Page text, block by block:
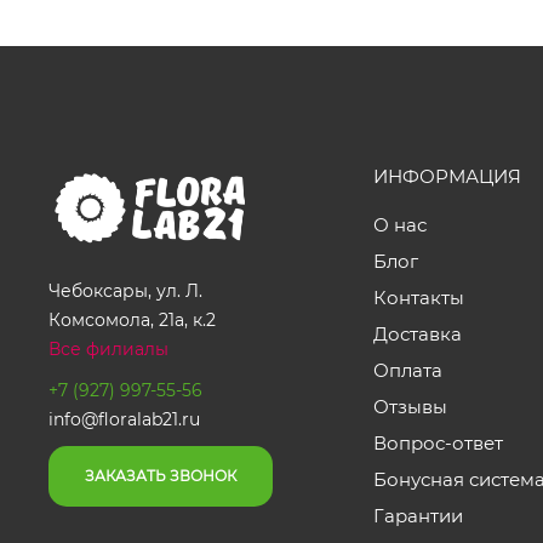
Чебоксары, ул. Л.
Комсомола, 21а, к.2
Все филиалы
+7 (927) 997-55-56
info@floralab21.ru
ЗАКАЗАТЬ ЗВОНОК
ИНФОРМАЦИЯ
О нас
Блог
Контакты
Доставка
Оплата
Отзывы
Вопрос-ответ
Бонусная система
Гарантии